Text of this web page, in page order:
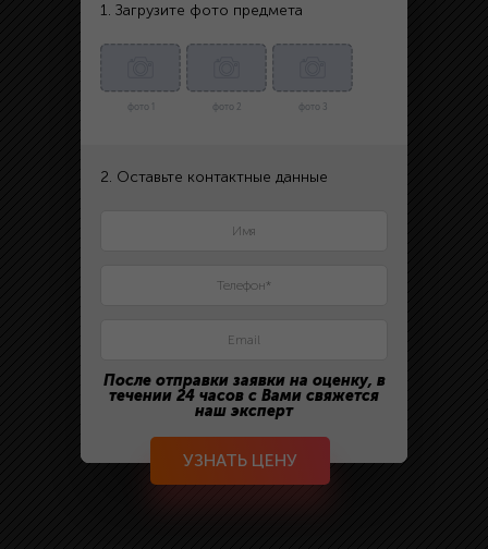
1. Загрузите фото предмета
фото 1 фото 2 фото 3
2. Оставьте контактные данные
После отправки заявки на оценку, в
течении 24 часов с Вами свяжется
наш эксперт
УЗНАТЬ ЦЕНУ